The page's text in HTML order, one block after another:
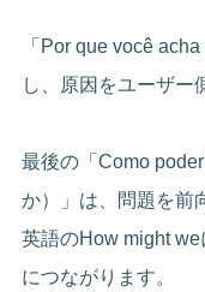
「Por que você
し、原因をユーザー
最後の「Como
か）」は、問題を前
英語のHow might
につながります。